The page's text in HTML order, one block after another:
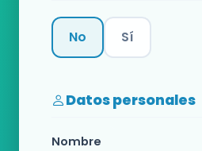
No Sí
Datos personales
Nombre